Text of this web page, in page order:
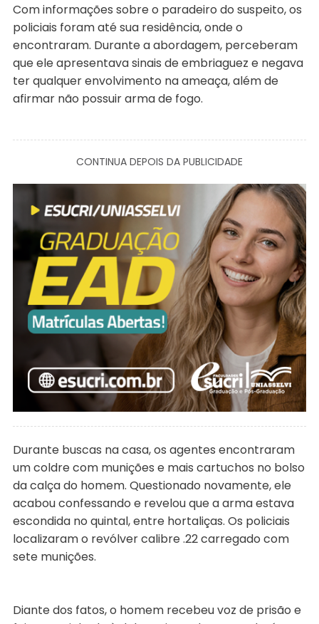
Com informações sobre o paradeiro do suspeito, os
policiais foram até sua residência, onde o
encontraram. Durante a abordagem, perceberam
que ele apresentava sinais de embriaguez e negava
ter qualquer envolvimento na ameaça, além de
afirmar não possuir arma de fogo.
CONTINUA DEPOIS DA PUBLICIDADE
Durante buscas na casa, os agentes encontraram
um coldre com munições e mais cartuchos no bolso
da calça do homem. Questionado novamente, ele
acabou confessando e revelou que a arma estava
escondida no quintal, entre hortaliças. Os policiais
localizaram o revólver calibre .22 carregado com
sete munições.
Diante dos fatos, o homem recebeu voz de prisão e